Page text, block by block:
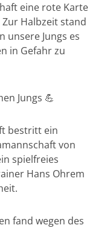
eine rote Karte
Halbzeit stand
unsere Jungs es
in Gefahr zu
Jungs 💪
bestritt ein
von
spielfreies
Hans Ohrem
fand wegen des